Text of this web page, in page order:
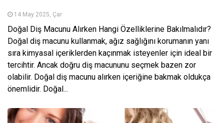
14 May 2025, Çar
Doğal Diş Macunu Alırken Hangi Özelliklerine Bakılmalıdır?
Doğal diş macunu kullanmak, ağız sağlığını korumanın yanı
sıra kimyasal içeriklerden kaçınmak isteyenler için ideal bir
tercihtir. Ancak doğru diş macununu seçmek bazen zor
olabilir. Doğal diş macunu alırken içeriğine bakmak oldukça
önemlidir. Doğal...